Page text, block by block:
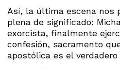
Así, la última escena nos
plena de significado:
exorcista, finalmente
confesión, sacramento
apostólica es el